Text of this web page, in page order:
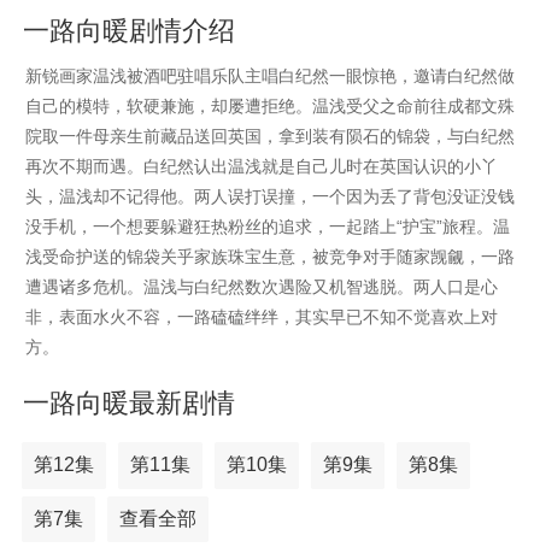
一路向暖剧情介绍
新锐画家温浅被酒吧驻唱乐队主唱白纪然一眼惊艳，邀请白纪然做
自己的模特，软硬兼施，却屡遭拒绝。温浅受父之命前往成都文殊
院取一件母亲生前藏品送回英国，拿到装有陨石的锦袋，与白纪然
再次不期而遇。白纪然认出温浅就是自己儿时在英国认识的小丫
头，温浅却不记得他。两人误打误撞，一个因为丢了背包没证没钱
没手机，一个想要躲避狂热粉丝的追求，一起踏上“护宝”旅程。温
浅受命护送的锦袋关乎家族珠宝生意，被竞争对手随家觊觎，一路
遭遇诸多危机。温浅与白纪然数次遇险又机智逃脱。两人口是心
非，表面水火不容，一路磕磕绊绊，其实早已不知不觉喜欢上对
方。
一路向暖最新剧情
第12集 第11集 第10集 第9集 第8集
第7集 查看全部